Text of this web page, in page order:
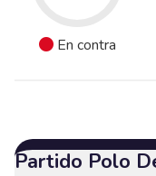
En contra
Partido Polo